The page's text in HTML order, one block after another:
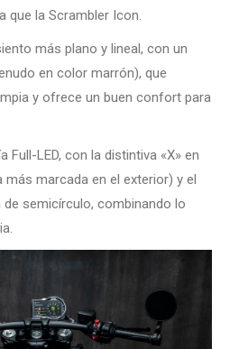
que la Scrambler Icon.
más plano y lineal, con un
en color marrón), que
y ofrece un buen confort para
Full-LED, con la distintiva «X» en
marcada en el exterior) y el
semicírculo, combinando lo